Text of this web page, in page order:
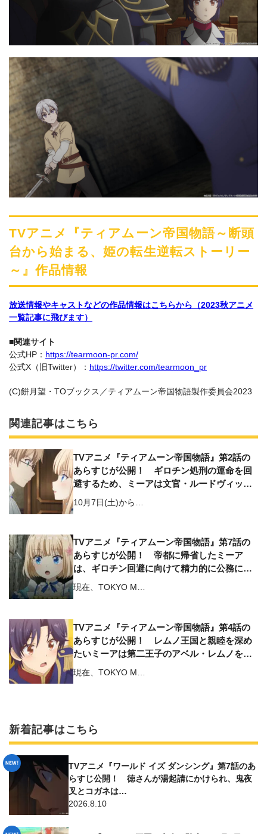
TVアニメ『ティアムーン帝国物語～断頭
台から始まる、姫の転生逆転ストーリー
～』作品情報
放送情報やキャストなどの作品情報はこちらから（2023秋アニメ
一覧記事に飛びます）
■関連サイト
公式HP： https://tearmoon-pr.com/
公式X（旧Twitter）： https://twitter.com/tearmoon_pr
(C)餅月望・TOブックス／ティアムーン帝国物語製作委員会2023
関連記事はこちら
TVアニメ『ティアムーン帝国物語』第2話の
あらすじが公開！ ギロチン処刑の運命を回
避するため、ミーアは文官・ルードヴィッヒ
の元を訪れる
10月7日(土)から…
TVアニメ『ティアムーン帝国物語』第7話の
あらすじが公開！ 帝都に帰省したミーア
は、ギロチン回避に向けて精力的に公務に勤
しむ
現在、TOKYO M…
TVアニメ『ティアムーン帝国物語』第4話の
あらすじが公開！ レムノ王国と親睦を深め
たいミーアは第二王子のアベル・レムノを舞
踏会に誘う
現在、TOKYO M…
新着記事はこちら
TVアニメ『ワールド イズ ダンシング』第7話のあ
らすじ公開！ 徳さんが湯起請にかけられ、鬼夜
叉とコガネは…
2026.8.10